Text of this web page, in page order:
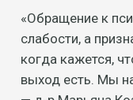
«Обращение к
слабости, а
когда кажется,
выход есть. Мы